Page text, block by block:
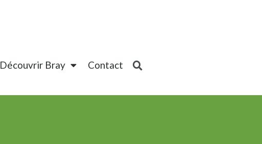
Découvrir Bray Contact